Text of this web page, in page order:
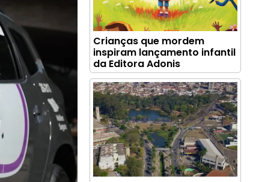
Crianças que mordem
inspiram lançamento infantil
da Editora Adonis